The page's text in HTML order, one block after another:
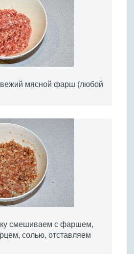
мясной фарш (любой
смешиваем с фаршем,
солью, отставляем